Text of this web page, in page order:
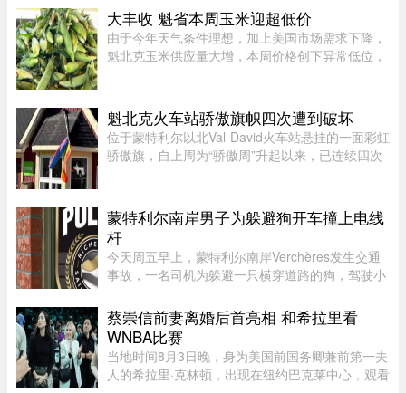
Chabot Inc.担任监督机构。此 ...
大丰收 魁省本周玉米迎超低价
由于今年天气条件理想，加上美国市场需求下降，
魁北克玉米供应量大增，本周价格创下异常低位，
人David Côté表示， ...
魁北克火车站骄傲旗帜四次遭到破坏
位于蒙特利尔以北Val-David火车站悬挂的一面彩虹
骄傲旗，自上周为“骄傲周”升起以来，已连续四次
月5日还加装了监控摄像头 ...
蒙特利尔南岸男子为躲避狗开车撞上电线
杆
今天周五早上，蒙特利尔南岸Verchères发生交通
事故，一名司机为躲避一只横穿道路的狗，驾驶小
故发生在上午7点左右，受影响路段位于Saint-
Alexandre街与Calixa-Lavallé ...
蔡崇信前妻离婚后首亮相 和希拉里看
WNBA比赛
当地时间8月3日晚，身为美国前国务卿兼前第一夫
人的希拉里·克林顿，出现在纽约巴克莱中心，观看